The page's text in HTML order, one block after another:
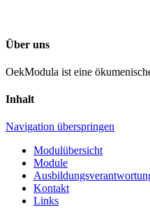
Über uns
OekModula ist eine
Inhalt
Navigation überspringen
Modulübersicht
Module
Kontakt
Links